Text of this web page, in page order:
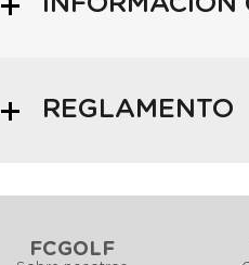
REGLAMENTO
FCGOLF